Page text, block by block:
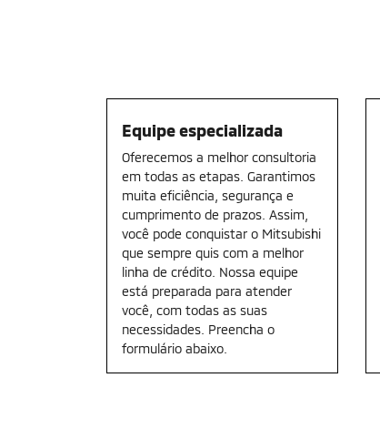
Equipe especializada
Oferecemos a melhor consultoria
em todas as etapas. Garantimos
muita eficiência, segurança e
cumprimento de prazos. Assim,
você pode conquistar o Mitsubishi
que sempre quis com a melhor
linha de crédito. Nossa equipe
está preparada para atender
você, com todas as suas
necessidades. Preencha o
formulário abaixo.